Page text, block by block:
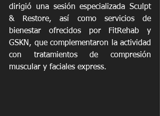
dirigió una sesión especializada Sculpt
& Restore, así como servicios de
bienestar ofrecidos por FitRehab y
GSKN, que complementaron la actividad
con tratamientos de compresión
muscular y faciales express.